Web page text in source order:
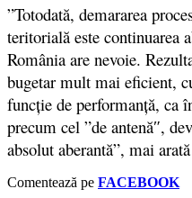
”Totodată, demararea
teritorială este continuarea
România are nevoie.
bugetar mult mai eficient,
funcţie de performanţă, ca
precum cel ”de antenă″,
absolut aberantă”, mai
Comentează pe FACEBOOK